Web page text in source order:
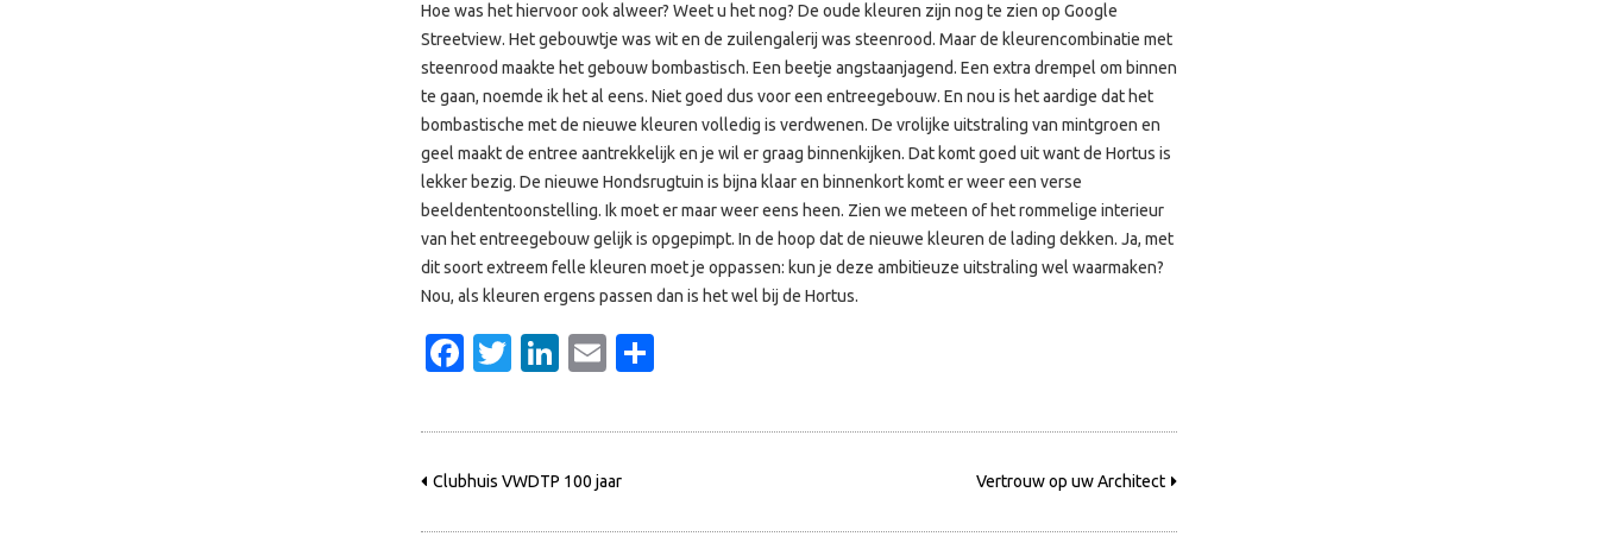
Hoe was het hiervoor ook alweer? Weet u het nog? De oude kleuren zijn nog te zien op Google
Streetview. Het gebouwtje was wit en de zuilengalerij was steenrood. Maar de kleurencombinatie met
steenrood maakte het gebouw bombastisch. Een beetje angstaanjagend. Een extra drempel om binnen
te gaan, noemde ik het al eens. Niet goed dus voor een entreegebouw. En nou is het aardige dat het
bombastische met de nieuwe kleuren volledig is verdwenen. De vrolijke uitstraling van mintgroen en
geel maakt de entree aantrekkelijk en je wil er graag binnenkijken. Dat komt goed uit want de Hortus is
lekker bezig. De nieuwe Hondsrugtuin is bijna klaar en binnenkort komt er weer een verse
beeldententoonstelling. Ik moet er maar weer eens heen. Zien we meteen of het rommelige interieur
van het entreegebouw gelijk is opgepimpt. In de hoop dat de nieuwe kleuren de lading dekken. Ja, met
dit soort extreem felle kleuren moet je oppassen: kun je deze ambitieuze uitstraling wel waarmaken?
Nou, als kleuren ergens passen dan is het wel bij de Hortus.
Facebook
Twitter
LinkedIn
Email
Clubhuis VWDTP 100 jaar Vertrouw op uw Architect